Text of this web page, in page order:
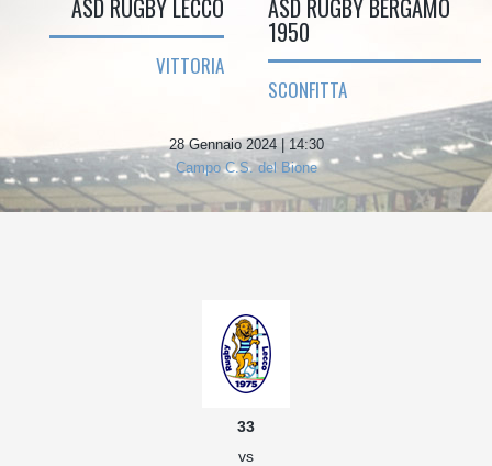
ASD RUGBY LECCO
VITTORIA
ASD RUGBY BERGAMO
1950
SCONFITTA
28 Gennaio 2024 | 14:30
Campo C.S. del Bione
33
vs